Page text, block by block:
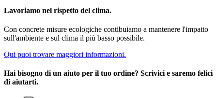
Lavoriamo nel rispetto del clima.
Con concrete misure ecologiche contibuiamo a mantenere l'impatto
sull'ambiente e sul clima il più basso possibile.
Qui puoi trovare maggiori informazioni.
Hai bisogno di un aiuto per il tuo ordine? Scrivici e saremo felici
di aiutarti.